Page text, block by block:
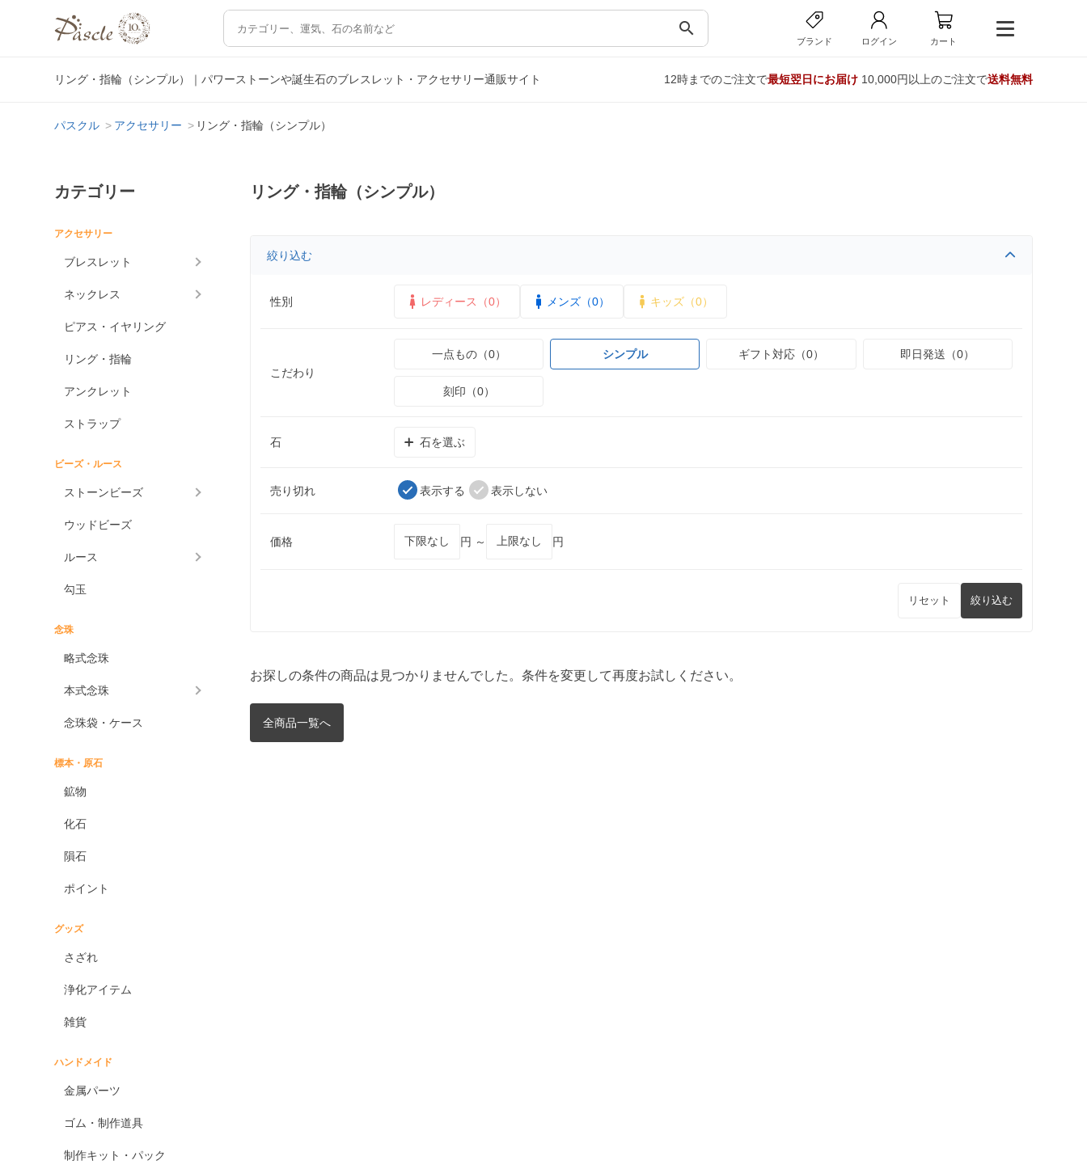
search
ブランド ログイン カート
リング・指輪（シンプル）｜パワーストーンや誕生石のブレスレット・アクセサリー通販サイト 12時までのご注文で最短翌日にお届け10,000円以上のご注文で送料無料
パスクル アクセサリー リング・指輪（シンプル）
カテゴリー
アクセサリー
ブレスレット
ネックレス
ピアス・イヤリング
リング・指輪
アンクレット
ストラップ
ビーズ・ルース
ストーンビーズ
ウッドビーズ
ルース
勾玉
念珠
略式念珠
本式念珠
念珠袋・ケース
標本・原石
鉱物
化石
隕石
ポイント
グッズ
さざれ
浄化アイテム
雑貨
ハンドメイド
金属パーツ
ゴム・制作道具
制作キット・パック
リング・指輪（シンプル）
絞り込む
性別 レディース（0） メンズ（0） キッズ（0）
こだわり
一点もの（0） シンプル ギフト対応（0） 即日発送（0）
刻印（0）
石 石を選ぶ
売り切れ 表示する 表示しない
価格 円 ～ 円
リセット 絞り込む
お探しの条件の商品は見つかりませんでした。条件を変更して再度お試しください。
全商品一覧へ